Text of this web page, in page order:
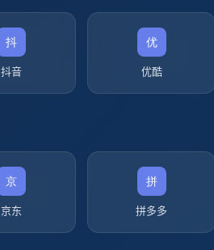
抖音 优酷
京东 拼多多